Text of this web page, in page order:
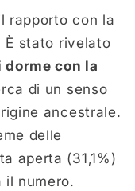
rapporto con la
È stato rivelato
con la
di un senso
ancestrale.
delle
aperta (31,1%)
il numero.